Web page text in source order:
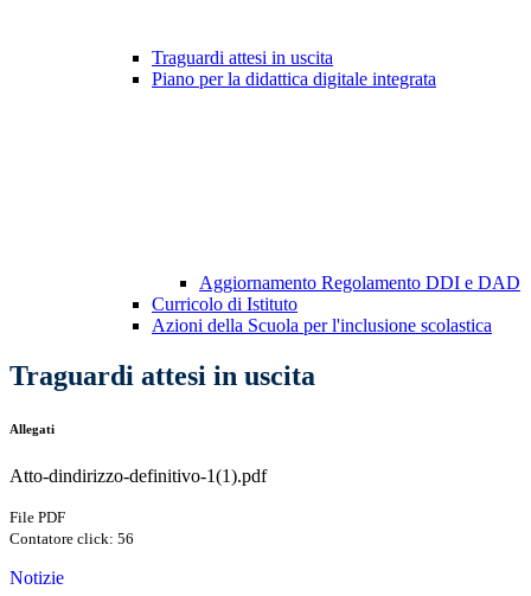
Traguardi attesi in uscita
Piano per la didattica digitale integrata
Aggiornamento Regolamento DDI e DAD
Curricolo di Istituto
Azioni della Scuola per l'inclusione scolastica
Traguardi attesi in uscita
Allegati
Atto-dindirizzo-definitivo-1(1).pdf
File PDF
Contatore click: 56
Notizie